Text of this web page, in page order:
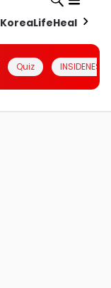
KoreaLifeHealth
Quiz INSIDENESIA